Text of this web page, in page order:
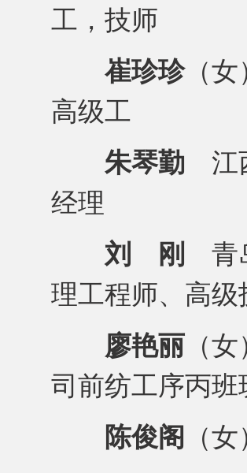
工，技师
崔珍珍（女
高级工
朱琴勤 江
经理
刘 刚
青
理工程师、高级
廖艳丽 （
司前纺工序丙班
陈俊阁
（